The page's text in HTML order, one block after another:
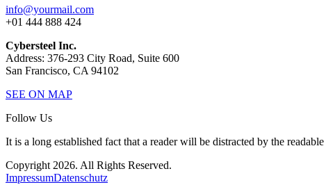
info@yourmail.com
+01 444 888 424
Cybersteel Inc.
Address: 376-293 City Road, Suite 600
San Francisco, CA 94102
SEE ON MAP
Follow Us
It is a long established fact that a reader will be distracted by the
Copyright 2026. All Rights Reserved.
ImpressumDatenschutz